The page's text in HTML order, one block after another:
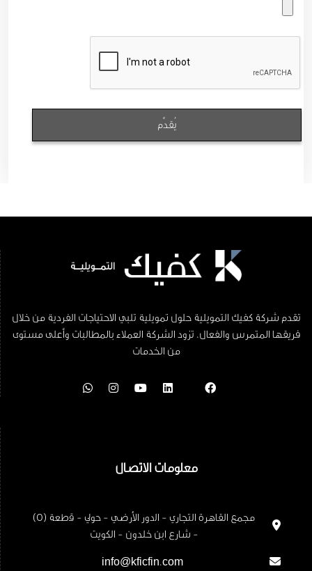
يُقدِّم
تقدم شركة كفيك التمويلية حلول تمويلية تلبي الاحتياجات الفردية من خلال
فريقها المتمرس والفعال. تزود الشركة العملاء بالمطالبات وأعلى مستوى
من الخدمات
معلومات الاتصال
مجمع القاهرة التجاري - اﻟدور اﻷرﺿﻲ - حولي - ﻗطﻌﺔ (5)
- ﺷﺎرع ابن خلدون - الكويت
info@kficfin.com